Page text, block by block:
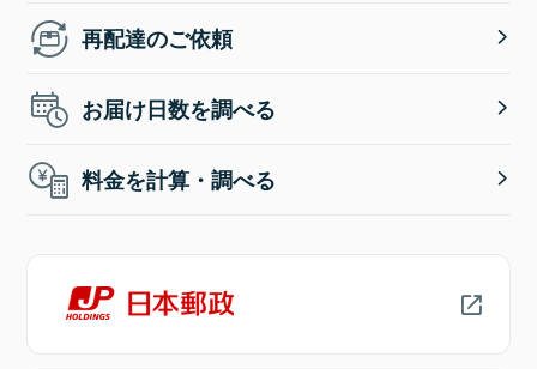
再配達のご依頼
お届け日数を調べる
料金を計算・調べる